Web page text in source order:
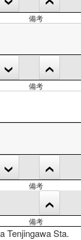
備考
備考
備考
備考
Tenjingawa Sta.